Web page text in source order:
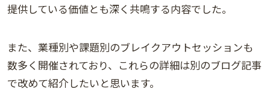
提供している価値とも深く共鳴する内容でした。
また、業種別や課題別のブレイクアウトセッションも
数多く開催されており、これらの詳細は別のブログ記事
で改めて紹介したいと思います。